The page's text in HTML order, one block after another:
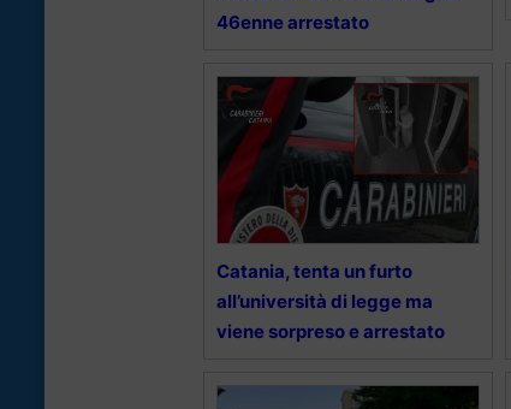
46enne arrestato
Catania, tenta un furto
all’università di legge ma
viene sorpreso e arrestato